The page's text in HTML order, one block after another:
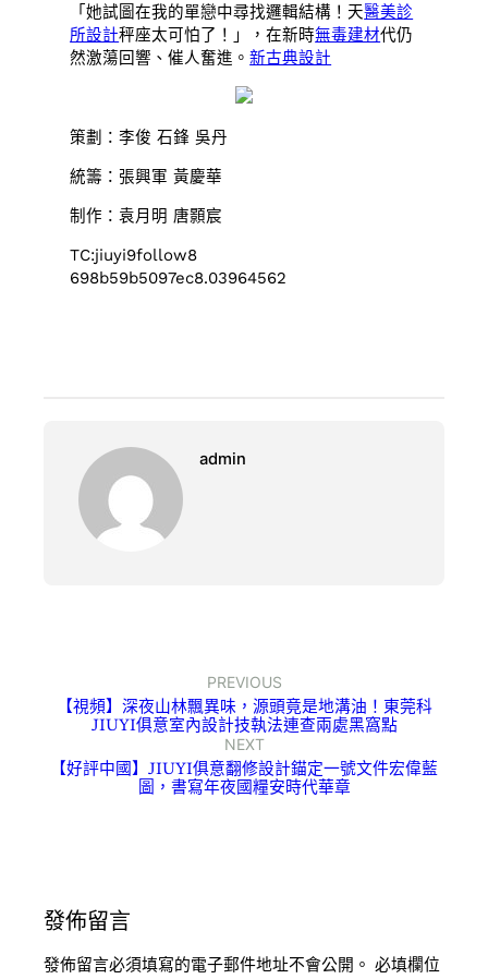
「她試圖在我的單戀中尋找邏輯結構！天醫美診
所設計秤座太可怕了！」，在新時無毒建材代仍
然激蕩回響、催人奮進。新古典設計
策劃：李俊 石鋒 吳丹
統籌：張興軍 黃慶華
制作：袁月明 唐顥宸
TC:jiuyi9follow8
698b59b5097ec8.03964562
admin
PREVIOUS
【視頻】深夜山林飄異味，源頭竟是地溝油！東莞科
JIUYI俱意室內設計技執法連查兩處黑窩點
NEXT
【好評中國】JIUYI俱意翻修設計錨定一號文件宏偉藍
圖，書寫年夜國糧安時代華章
發佈留言
發佈留言必須填寫的電子郵件地址不會公開。 必填欄位